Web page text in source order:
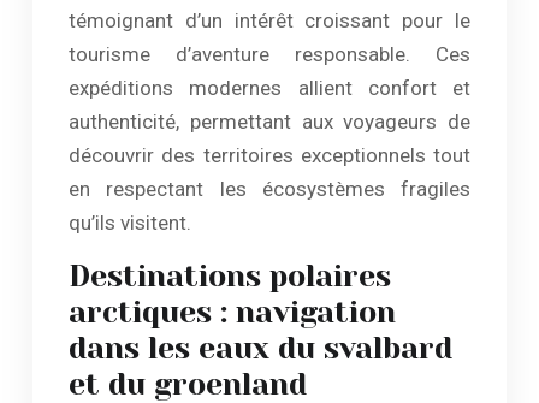
témoignant d’un intérêt croissant pour le
tourisme d’aventure responsable. Ces
expéditions modernes allient confort et
authenticité, permettant aux voyageurs de
découvrir des territoires exceptionnels tout
en respectant les écosystèmes fragiles
qu’ils visitent.
Destinations polaires
arctiques : navigation
dans les eaux du svalbard
et du groenland